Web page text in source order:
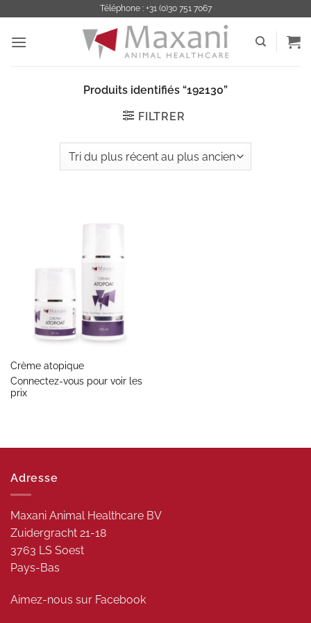
contenu
Téléphone : +31 (0)30 751 7067
Produits identifiés “192130”
FILTRER
Crème atopique
Connectez-vous pour voir les
prix
Adresse
Maxani Animal Healthcare BV
Zuidergracht 21-18
3763 LS Soest
Pays-Bas
Aimez-nous sur Facebook